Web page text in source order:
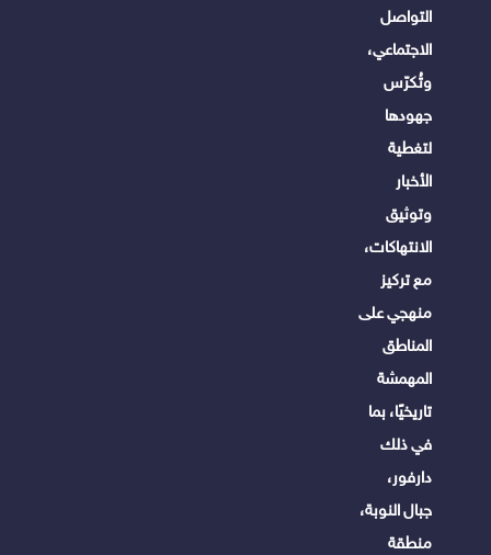
التواصل
الاجتماعي،
وتُكرّس
جهودها
لتغطية
الأخبار
وتوثيق
الانتهاكات،
مع تركيز
منهجي على
المناطق
المهمشة
تاريخيًا، بما
في ذلك
دارفور،
جبال النوبة،
منطقة